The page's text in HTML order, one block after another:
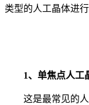
类型的人工晶体进
1、单焦点人工
这是最常见的